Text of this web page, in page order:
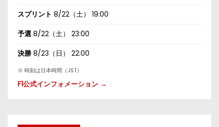
スプリント 8/22（土） 19:00
予選 8/22（土） 23:00
決勝 8/23（日） 22:00
※ 時刻は日本時間（JST）
F1公式インフォメーション →